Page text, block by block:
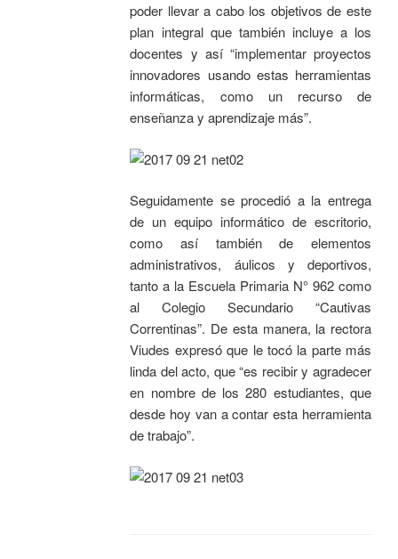
poder llevar a cabo los objetivos de este
plan integral que también incluye a los
docentes y así “implementar proyectos
innovadores usando estas herramientas
informáticas, como un recurso de
enseñanza y aprendizaje más”.
Seguidamente se procedió a la entrega
de un equipo informático de escritorio,
como así también de elementos
administrativos, áulicos y deportivos,
tanto a la Escuela Primaria N° 962 como
al Colegio Secundario “Cautivas
Correntinas”. De esta manera, la rectora
Viudes expresó que le tocó la parte más
linda del acto, que “es recibir y agradecer
en nombre de los 280 estudiantes, que
desde hoy van a contar esta herramienta
de trabajo”.